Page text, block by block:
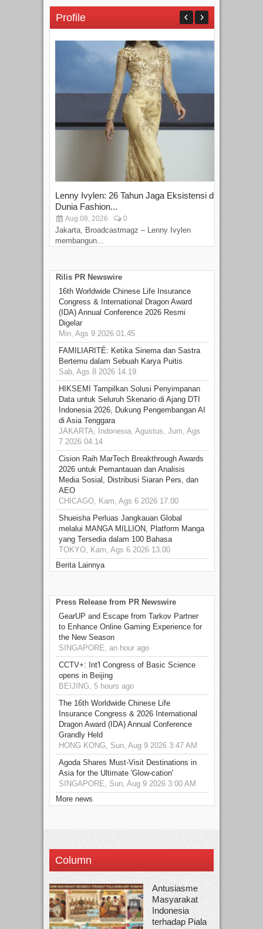
Profile
Lenny Ivylen: 26 Tahun Jaga Eksistensi di
Dunia Fashion...
Aug 08, 2026 0
Jakarta, Broadcastmagz – Lenny Ivylen
membangun...
Rilis PR Newswire
16th Worldwide Chinese Life Insurance
Congress & International Dragon Award
(IDA) Annual Conference 2026 Resmi
Digelar
Min, Ags 9 2026 01.45
FAMILIARITÉ: Ketika Sinema dan Sastra
Bertemu dalam Sebuah Karya Puitis
Sab, Ags 8 2026 14.19
HIKSEMI Tampilkan Solusi Penyimpanan
Data untuk Seluruh Skenario di Ajang DTI
Indonesia 2026, Dukung Pengembangan AI
di Asia Tenggara
JAKARTA, Indonesia, Agustus, Jum, Ags
7 2026 04.14
Cision Raih MarTech Breakthrough Awards
2026 untuk Pemantauan dan Analisis
Media Sosial, Distribusi Siaran Pers, dan
AEO
CHICAGO, Kam, Ags 6 2026 17.00
Shueisha Perluas Jangkauan Global
melalui MANGA MILLION, Platform Manga
yang Tersedia dalam 100 Bahasa
TOKYO, Kam, Ags 6 2026 13.00
Berita Lainnya
Press Release from PR Newswire
GearUP and Escape from Tarkov Partner
to Enhance Online Gaming Experience for
the New Season
SINGAPORE, an hour ago
CCTV+: Int'l Congress of Basic Science
opens in Beijing
BEIJING, 5 hours ago
The 16th Worldwide Chinese Life
Insurance Congress & 2026 International
Dragon Award (IDA) Annual Conference
Grandly Held
HONG KONG, Sun, Aug 9 2026 3:47 AM
Agoda Shares Must-Visit Destinations in
Asia for the Ultimate 'Glow-cation'
SINGAPORE, Sun, Aug 9 2026 3:00 AM
More news
Column
Antusiasme
Masyarakat
Indonesia
terhadap Piala